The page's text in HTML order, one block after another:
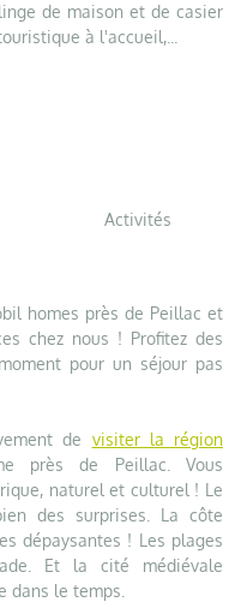
de maison et de casier
à l'accueil,...
Activités
homes près de Peillac et
chez nous ! Profitez des
pour un séjour pas
de visiter la région
près de Peillac. Vous
naturel et culturel ! Le
des surprises. La côte
dépaysantes ! Les plages
Et la cité médiévale
dans le temps.